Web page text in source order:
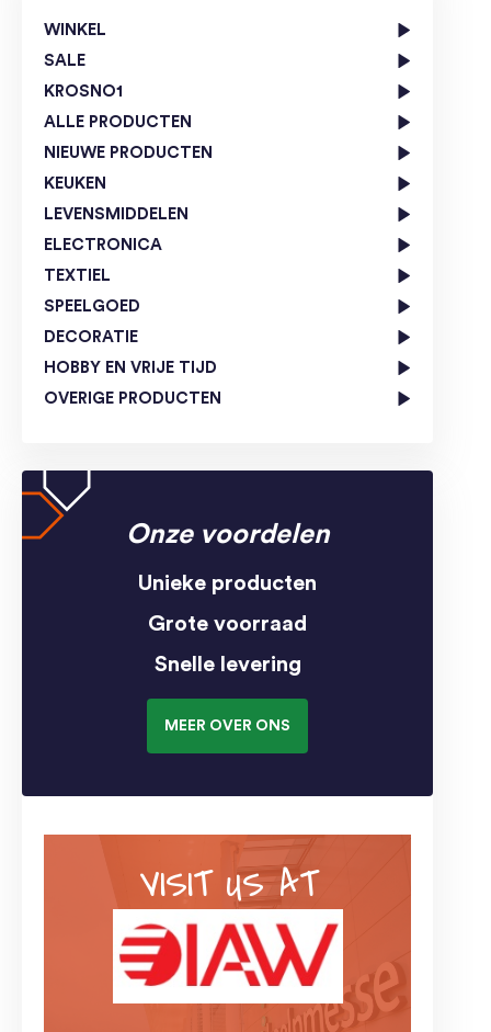
WINKEL
SALE
KROSNO1
ALLE PRODUCTEN
NIEUWE PRODUCTEN
KEUKEN
LEVENSMIDDELEN
ELECTRONICA
TEXTIEL
SPEELGOED
DECORATIE
HOBBY EN VRIJE TIJD
OVERIGE PRODUCTEN
Onze voordelen
Unieke producten
Grote voorraad
Snelle levering
MEER OVER ONS
VISIT US AT